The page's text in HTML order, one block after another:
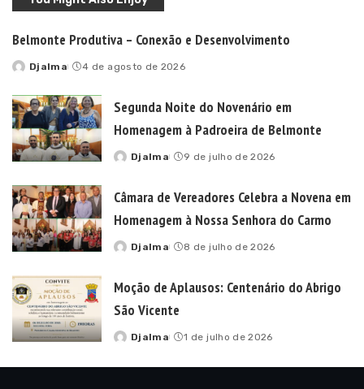
Belmonte Produtiva – Conexão e Desenvolvimento
Posted
Djalma 4 de agosto de 2026
Segunda Noite do Novenário em
Homenagem à Padroeira de Belmonte
Posted
Djalma 9 de julho de 2026
Câmara de Vereadores Celebra a Novena em
Homenagem à Nossa Senhora do Carmo
Posted
Djalma 8 de julho de 2026
Moção de Aplausos: Centenário do Abrigo
São Vicente
Posted
Djalma 1 de julho de 2026